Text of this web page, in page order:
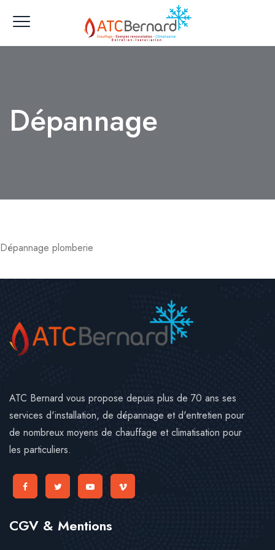
Dépannage
Dépannage plomberie
ATC Bernard vous propose depuis plus de 70 ans ses
services d'installation, de dépannage et d'entretien pour
de nombreux moyens de chauffage et climatisation pour
les particuliers.
CGV & Mentions